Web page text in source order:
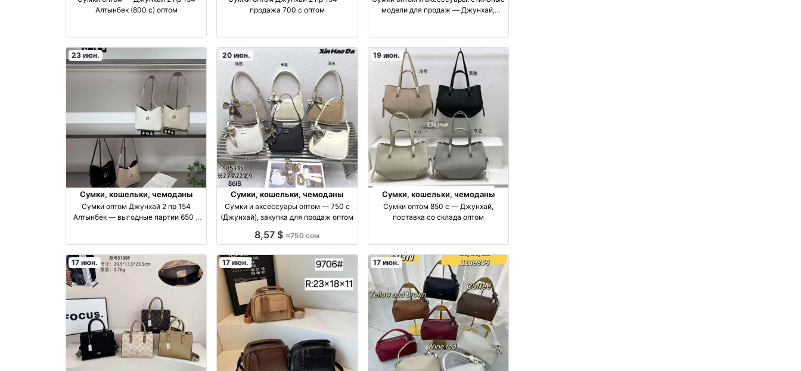
Алтынбек (800 с) оптом
продажа 700 с оптом
модели для продаж — Джунхай,
23 июн.
Сумки, кошельки, чемоданы
Сумки оптом Джунхай 2 пр 154
Алтынбек — выгодные партии 650 с
20 июн.
Сумки, кошельки, чемоданы
Сумки и аксессуары оптом — 750 с
(Джунхай), закупка для продаж оптом
8,57 $ ≈750 сом
19 июн.
Сумки, кошельки, чемоданы
Сумки оптом 850 с — Джунхай,
поставка со склада оптом
17 июн. 17 июн. 17 июн.